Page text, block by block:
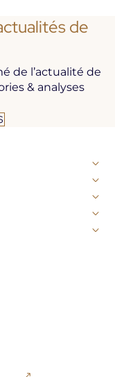
de
de l’actualité de
& analyses